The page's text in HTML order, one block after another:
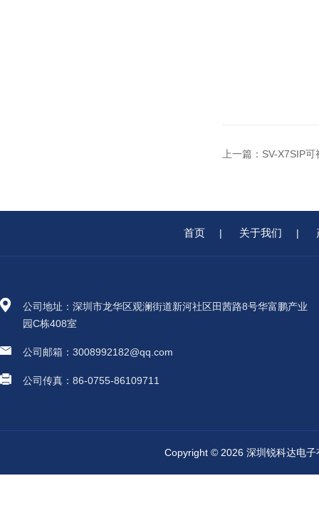
上一篇： SV-X7SIP
首页 | 关于我们 |
公司地址：深圳市龙华区观澜街道新河社区田茜路8号华富鹏产业
园C栋408室
公司邮箱：3008992182@qq.com
公司传真：86-0755-86109711
Copyright © 2026 深圳锐科达电